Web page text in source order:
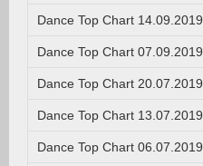
Dance Top Chart 14.09.2019.
Dance Top Chart 07.09.2019.
Dance Top Chart 20.07.2019.
Dance Top Chart 13.07.2019.
Dance Top Chart 06.07.2019.